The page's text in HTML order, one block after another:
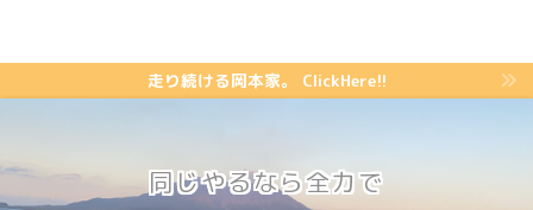
走り続ける岡本家。 ClickHere!!
同じやるなら全力で